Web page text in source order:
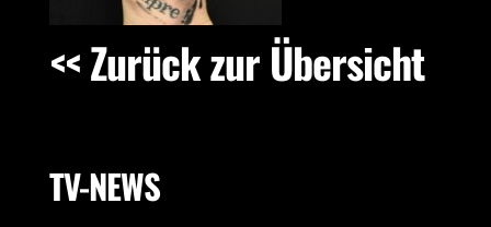
<< Zurück zur Übersicht
TV-NEWS